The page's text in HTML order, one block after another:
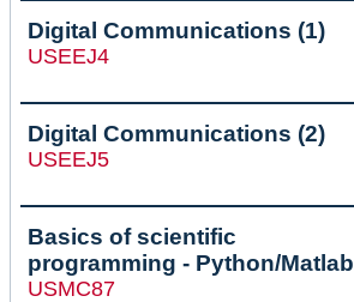
Digital Communications (1)
USEEJ4
Digital Communications (2)
USEEJ5
Basics of scientific
programming - Python/Matlab
USMC87